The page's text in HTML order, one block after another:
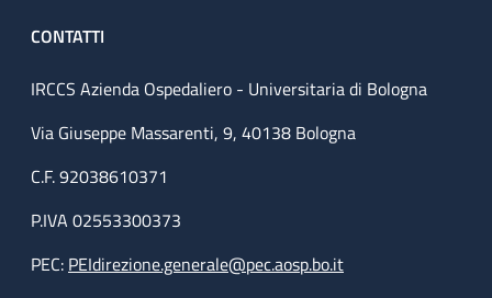
CONTATTI
IRCCS Azienda Ospedaliero - Universitaria di Bologna
Via Giuseppe Massarenti, 9, 40138 Bologna
C.F. 92038610371
P.IVA 02553300373
PEC: PEIdirezione.generale@pec.aosp.bo.it